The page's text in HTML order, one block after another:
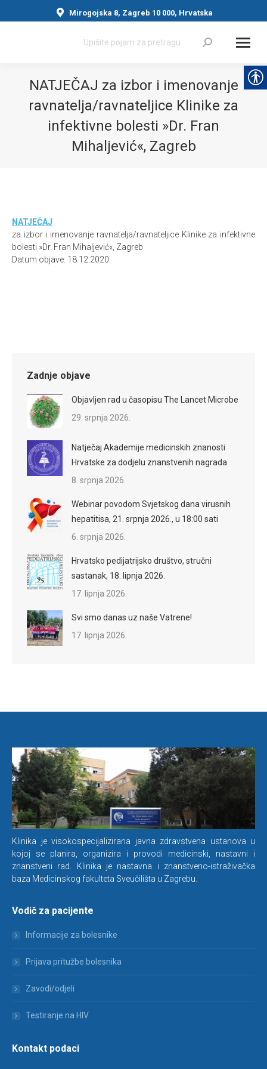
Mirogojska 8, Zagreb 10 000, Hrvatska
Search:
NATJEČAJ za izbor i imenovanje
ravnatelja/ravnateljice Klinike za
infektivne bolesti »Dr. Fran
Mihaljević«, Zagreb
NATJEČAJ
za izbor i imenovanje ravnatelja/ravnateljice Klinike za infektivne
bolesti »Dr. Fran Mihaljević«, Zagreb
Datum objave: 18.12.2020.
Zadnje objave
Objavljen rad u časopisu The Lancet Microbe
29. srpnja 2026.
Natječaj Akademije medicinskih znanosti
Hrvatske za dodjelu znanstvenih nagrada
8. srpnja 2026.
Webinar povodom Svjetskog dana virusnih
hepatitisa, 21. srpnja 2026., u 18:00 sati
6. srpnja 2026.
Hrvatsko pedijatrijsko društvo, stručni
sastanak, 18. lipnja 2026.
17. lipnja 2026.
Svi smo danas uz naše Vatrene!
17. lipnja 2026.
Klinika je visokospecijalizirana javna zdravstvena ustanova u
kojoj se planira, organizira i provodi medicinski, nastavni i
znanstveni rad. Klinika je nastavna i znanstveno-istraživačka
baza Medicinskog fakulteta Sveučilišta u Zagrebu.
Vodič za pacijente
Informacije za bolesnike
Prijava pritužbe bolesnika
Zavodi/odjeli
Testiranje na HIV
Kontakt podaci